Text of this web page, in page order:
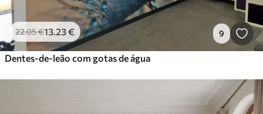
22.05€13.23€ 9
Dentes-de-leão com gotas de água